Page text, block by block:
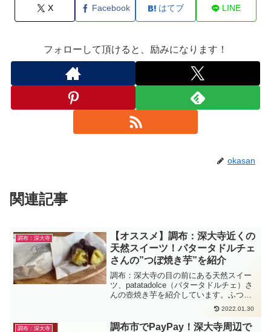
X Facebook はてブ LINE
フォローして頂けると、励みになります！
okasan
関連記事
調布：深大寺
【オススメ】調布：深大寺近くの
天然スイーツ！パタータドルチェ
さんの”つぼ焼き芋”を紹介
調布：深大寺の目の前にある天然スイー
ツ、patatadolce（パタータドルチェ）さ
んの壺焼き芋を紹介しています。ふつう
の焼き芋とはちがう、ねっとりした甘さ
は、一度食べると病みつきになります。
天然スイーツ（原材料は芋のみ）ですの
2022.01.30
調布：深大寺
調布市でPayPay！深大寺周辺で